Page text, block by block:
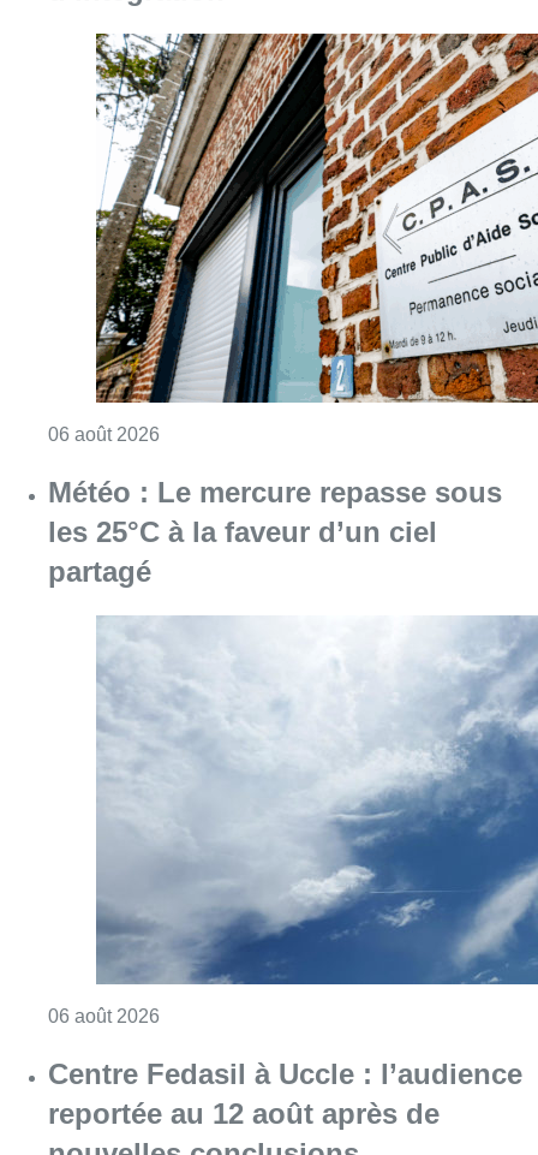
06 août 2026Consulter l'article "Plus de la moitié des
Météo : Le mercure repasse sous
les 25°C à la faveur d’un ciel
partagé
06 août 2026 Consulter l'article "Météo : Le mercure
Centre Fedasil à Uccle : l’audience
reportée au 12 août après de
nouvelles conclusions